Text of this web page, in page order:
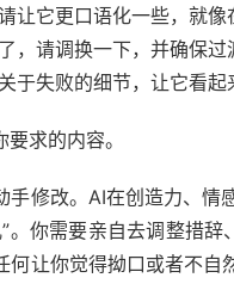
让它更口语化一些，就像
，请调换一下，并确保过
于失败的细节，让它看起
求的内容。
修改。AI在创造力、情
。你需要亲自去调整措
何让你觉得拗口或者不